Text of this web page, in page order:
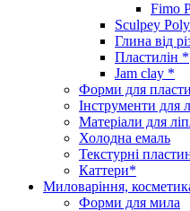
Fimo
Sculpey
Глина від
Пластилін *
Jam clay *
Форми для
Інструменти для
Матеріали для
Холодна емаль
Текстурні
Каттери*
Миловаріння,
Форми для мила